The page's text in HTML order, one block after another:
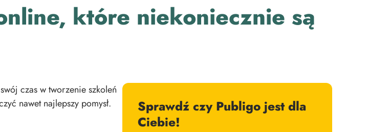
które niekoniecznie są
czas w tworzenie szkoleń
nawet najlepszy pomysł.
Sprawdź czy Publigo jest dla
Ciebie!